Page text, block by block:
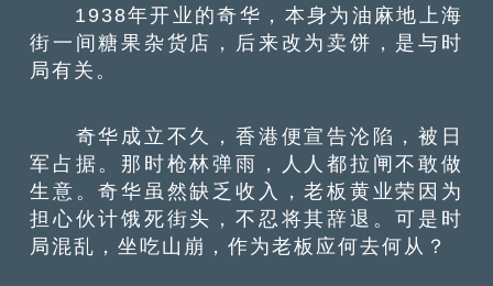
1938年开业的奇华，本身为油麻地上海
街一间糖果杂货店，后来改为卖饼，是与时
局有关。
奇华成立不久，香港便宣告沦陷，被日
军占据。那时枪林弹雨，人人都拉闸不敢做
生意。奇华虽然缺乏收入，老板黄业荣因为
担心伙计饿死街头，不忍将其辞退。可是时
局混乱，坐吃山崩，作为老板应何去何从？